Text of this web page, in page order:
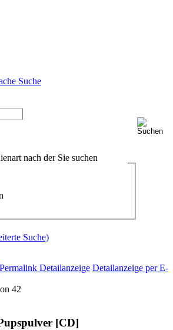
Suche
nach der Sie suchen
Suche)
Permalink Detailanzeige Detailanzeige per E-
42
[CD]